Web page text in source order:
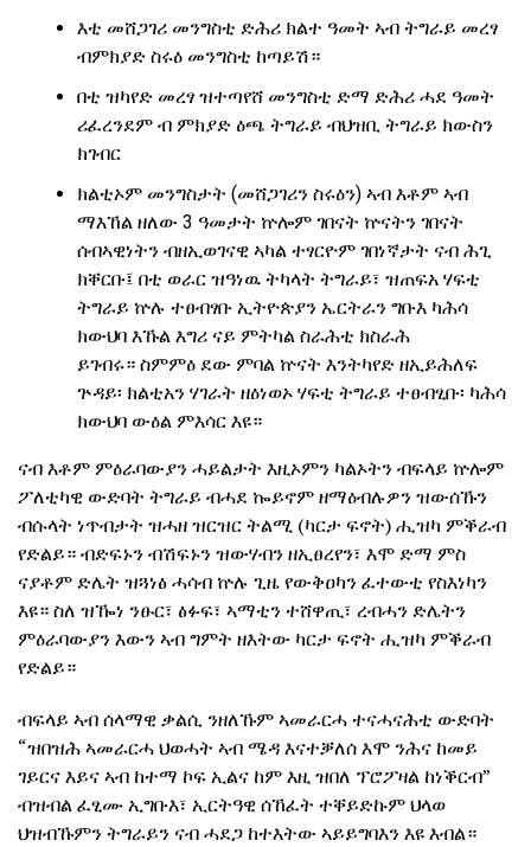
እቲ መሸጋገሪ መንግስቲ ድሕሪ ክልተ ዓመት ኣብ ትግራይ መረፃ
ብምክያድ ስሩዕ መንግስቲ ከጣይሽ።
በቲ ዝካየድ መረፃ ዝተጣየሸ መንግስቲ ድማ ድሕሪ ሓደ ዓመት
ሪፈረንደም ብ ምክያድ ዕጫ ትግራይ ብህዝቢ ትግራይ ክውስን
ክገብር
ክልቲኦም መንግስታት (መሸጋገሪን ስሩዕን) ኣብ እቶም ኣብ
ማእኸል ዘለው 3 ዓመታት ኵሎም ገበናት ኵናትን ገበናት
ሰብኣዊነትን ብዘኢወገናዊ ኣካል ተፃርዮም ገበነኛታት ናብ ሕጊ
ክቐርቡ፤ በቲ ወራር ዝዓነዉ ትካላት ትግራይ፣ ዝጠፍአ ሃፍቲ
ትግራይ ኵሉ ተፀብፃቡ ኢትዮጵያን ኤርትራን ግቡእ ካሕሳ
ክውህባ እኹል እግሪ ናይ ምትካል ስራሕቲ ክስራሕ
ይገብሩ። ስምምዕ ደው ምባል ኵናት እንትካየድ ዘኢይሕለፍ
ጕዳይ፡ ክልቲአን ሃገራት ዘዕነወኦ ሃፍቲ ትግራይ ተፀብፂቡ፡ ካሕሳ
ክውህባ ውዕል ምእሳር እዩ።
ናብ እቶም ምዕራባውያን ሓይልታት እዚኦምን ካልኦትን ብፍላይ ኵሎም
ፖለቲካዊ ውድባት ትግራይ ብሓደ ኰይኖም ዘማዕብሉዎን ዝውሰኹን
ብሱላት ነጥብታት ዝሓዘ ዝርዝር ትልሚ (ካርታ ፍኖት) ሒዝካ ምቕራብ
የድልይ። ብድፍኑን ብሽፍኑን ዝውሃብን ዘኢፀረየን፣ እሞ ድማ ምስ
ናያቶም ድሌት ዝጓነፅ ሓሳብ ኵሉ ጊዜ የውቅዐካን ፈተውቲ የስእነካን
እዩ። ስለ ዝዀነ ንፁር፣ ፅፉፍ፣ ኣማቲን ተሸዋጢ፣ ረብሓን ድሌትን
ምዕራባውያን እውን ኣብ ግምት ዘእትው ካርታ ፍኖት ሒዝካ ምቕራብ
የድልይ።
ብፍላይ ኣብ ሰላማዊ ቃልሲ ንዘለኹም ኣመራርሓ ተናሓናሕቲ ውድባት
“ዝበዝሕ ኣመራርሓ ህወሓት ኣብ ሜዳ እናተቓለሰ እሞ ንሕና ከመይ
ገይርና እይና ኣብ ከተማ ኮፍ ኢልና ከም እዚ ዝበለ ፕሮፖዛል ከነቕርብ”
ብዝብል ፈፂሙ ኢግቡእ፣ ኢርትዓዊ ሰኸፈት ተቐይድኩም ህላወ
ህዝብኹምን ትግራይን ናብ ሓደጋ ከተእትው ኣይይግባእን እዩ እብል።